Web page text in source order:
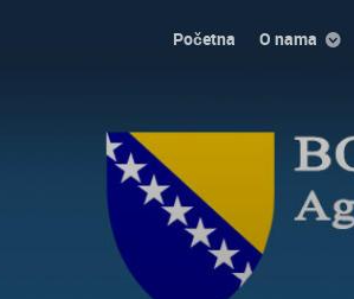
Početna O nama